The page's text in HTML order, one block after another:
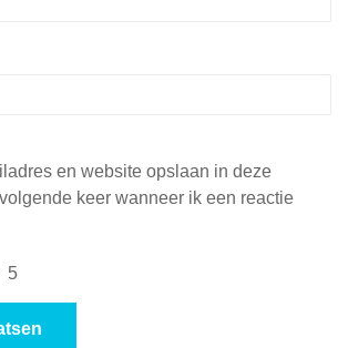
en website opslaan in deze
keer wanneer ik een reactie
5